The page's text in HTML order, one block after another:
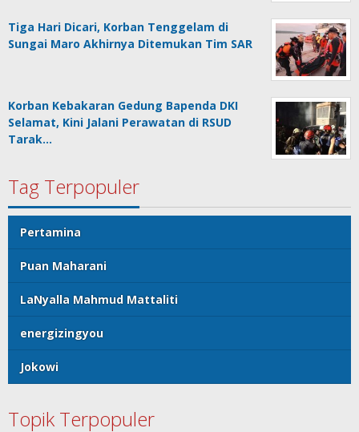
Tiga Hari Dicari, Korban Tenggelam di
Sungai Maro Akhirnya Ditemukan Tim SAR
Korban Kebakaran Gedung Bapenda DKI
Selamat, Kini Jalani Perawatan di RSUD
Tarak…
Tag Terpopuler
Pertamina
Puan Maharani
LaNyalla Mahmud Mattaliti
energizingyou
Jokowi
Topik Terpopuler